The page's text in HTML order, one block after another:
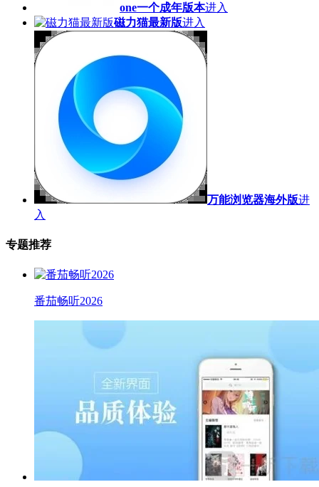
one一个成年版本进入
磁力猫最新版进入
万能浏览器海外版进
入
专题推荐
番茄畅听2026